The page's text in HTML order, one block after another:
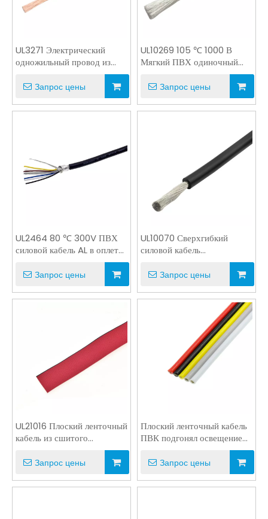
UL3271 Электрический
одножильный провод из
Запрос цены
UL10269 105 ℃ 1000 В
Мягкий ПВХ одиночный
Запрос цены
UL2464 80 ℃ 300V ПВХ
силовой кабель AL в оплетке
Запрос цены
UL10070 Сверхгибкий
силовой кабель
Одножильный AWM из
мягкого ПВХ
Запрос цены
UL21016 Плоский ленточный
кабель из сшитого
высокотемпературный
Запрос цены
Плоский ленточный кабель
ПВК подгонял освещение
Запрос цены